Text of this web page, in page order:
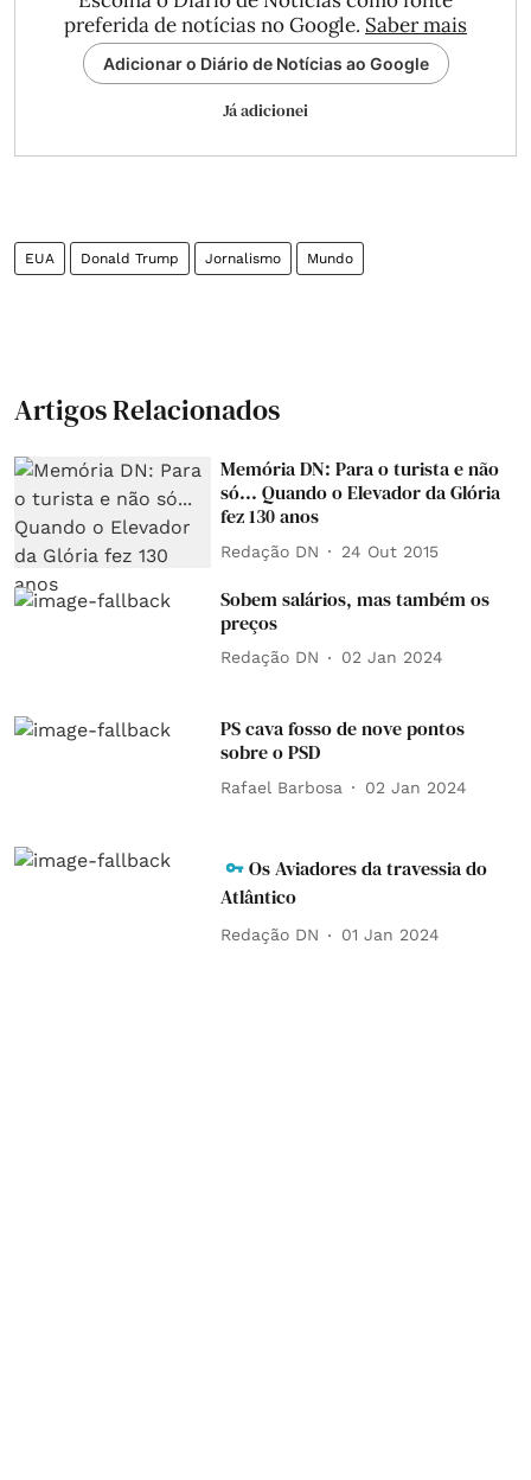
preferida de notícias no Google. Saber mais
Adicionar o Diário de Notícias ao Google
Já adicionei
EUA Donald Trump Jornalismo Mundo
Artigos Relacionados
Memória DN: Para o turista e não
só... Quando o Elevador da Glória
fez 130 anos
Redação DN 24 Out 2015
Sobem salários, mas também os
preços
Redação DN 02 Jan 2024
PS cava fosso de nove pontos
sobre o PSD
Rafael Barbosa 02 Jan 2024
Os Aviadores da travessia do
Atlântico
Redação DN 01 Jan 2024